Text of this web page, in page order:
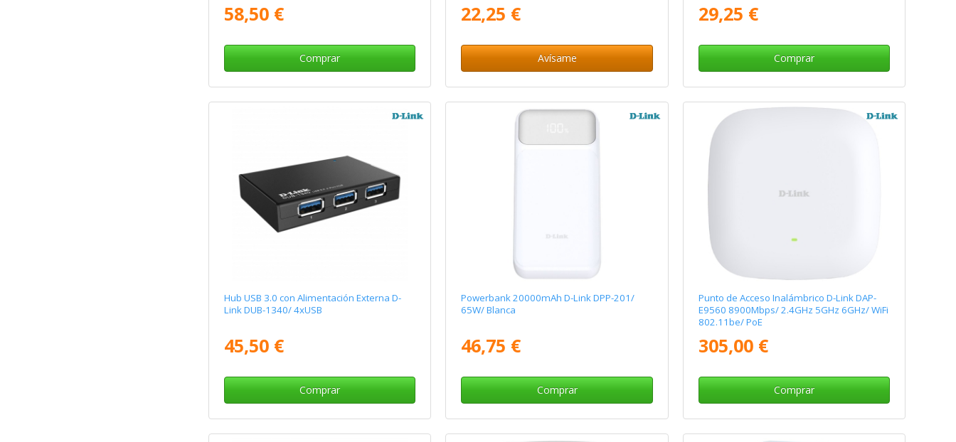
58,50 €
Comprar
22,25 €
Avísame
29,25 €
Comprar
Hub USB 3.0 con Alimentación Externa D-
Link DUB-1340/ 4xUSB
45,50 €
Comprar
Powerbank 20000mAh D-Link DPP-201/
65W/ Blanca
46,75 €
Comprar
Punto de Acceso Inalámbrico D-Link DAP-
E9560 8900Mbps/ 2.4GHz 5GHz 6GHz/ WiFi
802.11be/ PoE
305,00 €
Comprar